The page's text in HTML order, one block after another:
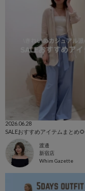
2026.06.28
SALEおすすめアイテムまとめ🌻
渡邊
新宿店
Whim Gazette